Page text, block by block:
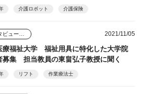
介護ロボット 介護保険
2021/11/05
療福祉大学 福祉用具に特化した大学院
募集 担当教員の東畠弘子教授に聞く
リフト 作業療法士